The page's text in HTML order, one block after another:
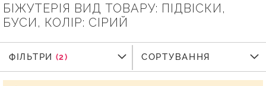
БІЖУТЕРІЯ ВИД ТОВАРУ: ПІДВІСКИ,
БУСИ, КОЛІР: СІРИЙ
ФІЛЬТРИ
ФІЛЬТРИ СОРТУВАННЯ